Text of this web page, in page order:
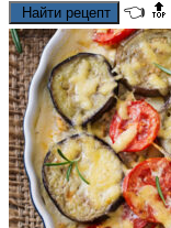
Найти рецепт 👈 🔝